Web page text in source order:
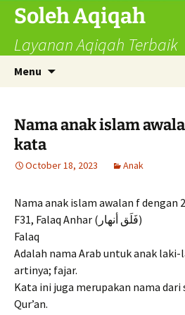
Skip
content
Soleh Aqiqah
Layanan Aqiqah Terbaik
Menu
Nama anak islam
kata
October 18, 2023 Anak
Nama anak islam awalan f dengan
F31, Falaq Anhar (فَلَق أنهار)
Falaq
Adalah nama Arab untuk anak
artinya; fajar.
Kata ini juga merupakan nama dari
Qur’an.